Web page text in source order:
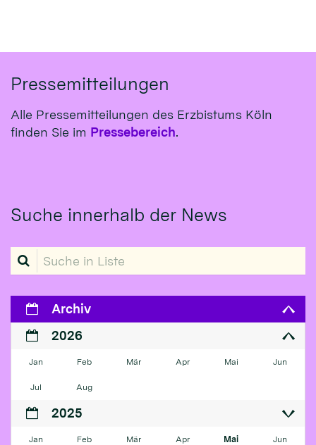
Pressemitteilungen
Alle Pressemitteilungen des Erzbistums Köln
finden Sie im Pressebereich.
Suche innerhalb der News
Suche in Liste
Archiv
2026
Jan Feb Mär Apr Mai Jun
Jul Aug
2025
Jan Feb Mär Apr Mai Jun